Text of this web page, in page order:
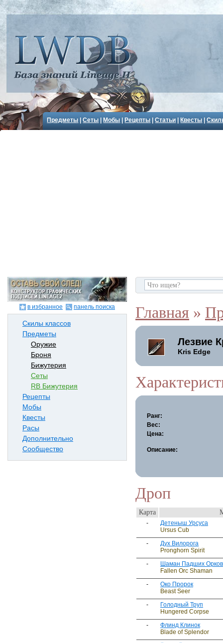
Предметы |Сеты Мобы Рецепты |Статьи Квесты |
в избранное панель поиска
Скилы классов
Предметы
Оружие
Броня
Бижутерия
Сеты
RB Бижутерия
Рецепты
Мобы
Квесты
Расы
Дополнительно
Сообщество
Главная »
Лезвие
Kris Edge
Ранг:
Вес:
Цена:
Описание:
Дроп
Карта
-
Детеныш Урсуса
Ursus Cub
-
Дух Вилорога
Pronghorn Spirit
-
Шаман Падших Орков
Fallen Orc Shaman
-
Око Пророк
Beast Seer
-
Голодный Труп
Hungered Corpse
-
Флинд Клинок
Blade of Splendor